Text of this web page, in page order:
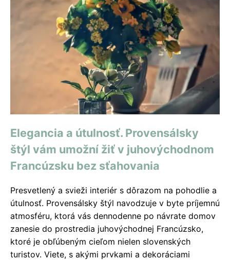
Elegancia a útulnosť. Provensálsky
štýl vám umožní žiť v juhovýchodnom
Francúzsku bez sťahovania
Presvetlený a svieži interiér s dôrazom na pohodlie a
útulnosť. Provensálsky štýl navodzuje v byte príjemnú
atmosféru, ktorá vás dennodenne po návrate domov
zanesie do prostredia juhovýchodnej Francúzsko,
ktoré je obľúbeným cieľom nielen slovenských
turistov. Viete, s akými prvkami a dekoráciami